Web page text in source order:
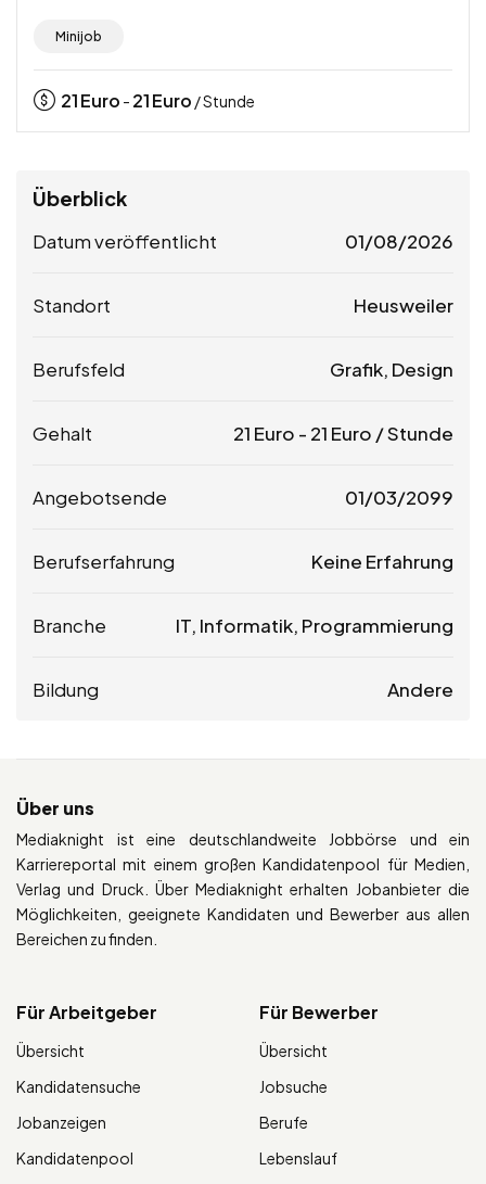
Minijob
21Euro - 21Euro / Stunde
Überblick
Datum veröffentlicht 01/08/2026
Standort Heusweiler
Berufsfeld Grafik, Design
Gehalt 21 Euro - 21 Euro / Stunde
Angebotsende 01/03/2099
Berufserfahrung Keine Erfahrung
Branche IT, Informatik, Programmierung
Bildung Andere
Über uns
Mediaknight ist eine deutschlandweite Jobbörse und ein
Karriereportal mit einem großen Kandidatenpool für Medien,
Verlag und Druck. Über Mediaknight erhalten Jobanbieter die
Möglichkeiten, geeignete Kandidaten und Bewerber aus allen
Bereichen zu finden.
Für Arbeitgeber
Übersicht
Kandidatensuche
Jobanzeigen
Kandidatenpool
Für Bewerber
Übersicht
Jobsuche
Berufe
Lebenslauf